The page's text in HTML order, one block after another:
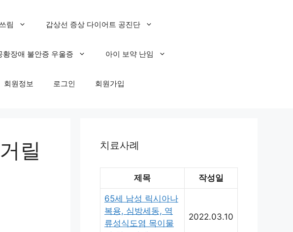
림 갑상선 증상 다이어트 공진단
황장애 불안증 우울증 아이 보약 난임
회원정보 로그인 회원가입
릴
치료사례
제목 작성일
65세 남성 릭시아나
복용, 심방세동, 역
류성식도염 목이물
2022.03.10